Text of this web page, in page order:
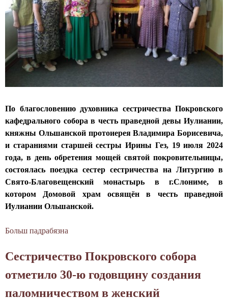
с
я
в
л
д
р
и
По благословению духовника сестричества Покровского
кафедрального собора в честь праведной девы Иулиании,
княжны Ольшанской протоиерея Владимира Борисевича,
и стараниями старшей сестры Ирины Гез, 19 июля 2024
года, в день обретения мощей святой покровительницы,
состоялась поездка сестер сестричества на Литургию в
Свято-Благовещенский монастырь в г.Слониме, в
котором Домовой храм освящён в честь праведной
Иулиании Ольшанской.
Больш падрабязна
С
с
т
Сестричество Покровского собора
отметило 30-ю годовщину создания
паломничеством в женский